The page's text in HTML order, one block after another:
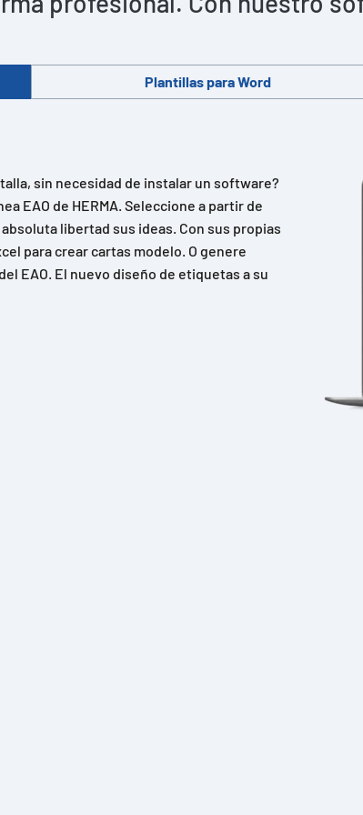
Plantillas para Word
sin necesidad de instalar un software?
EAO de HERMA. Seleccione a partir de
libertad sus ideas. Con sus propias
para crear cartas modelo. O genere
EAO. El nuevo diseño de etiquetas a su